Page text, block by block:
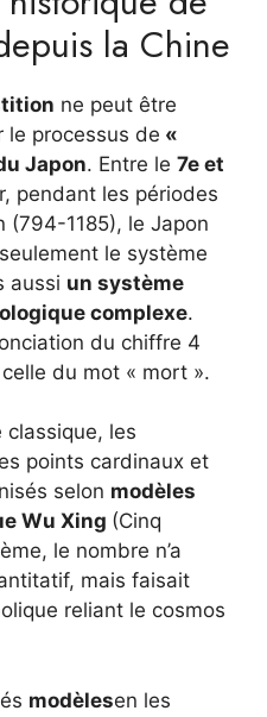
la Chine
ne peut être
le processus de «
Japon. Entre le 7e et
pendant les périodes
(794-1185), le Japon
le système
aussi un système
complexe.
du chiffre 4
du mot « mort ».
classique, les
points cardinaux et
selon modèles
Wu Xing (Cinq
le nombre n’a
mais faisait
reliant le cosmos
modèlesen les